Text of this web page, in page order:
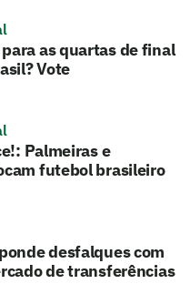
as quartas de final
Vote
Palmeiras e
futebol brasileiro
desfalques com
de transferências